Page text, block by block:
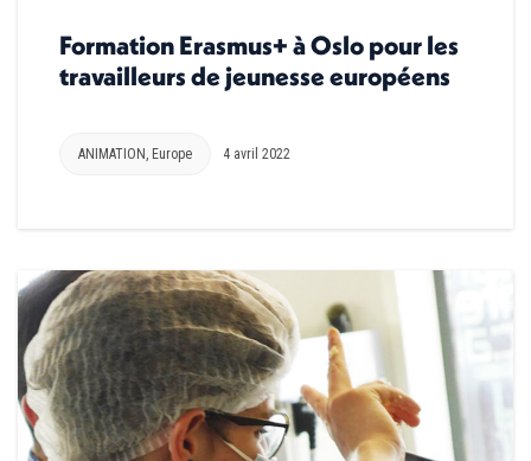
Formation Erasmus+ à Oslo pour les
travailleurs de jeunesse européens
ANIMATION, Europe 4 avril 2022